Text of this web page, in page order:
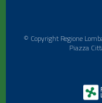
© Copyright Regione
Piazza